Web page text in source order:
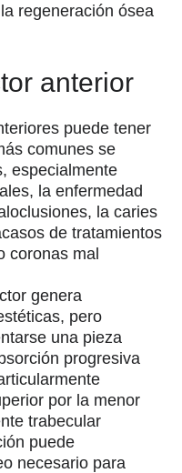
regeneración ósea
anterior
puede tener
comunes se
especialmente
la enfermedad
la caries
de tratamientos
coronas mal
genera
pero
una pieza
progresiva
por la menor
trabecular
puede
necesario para